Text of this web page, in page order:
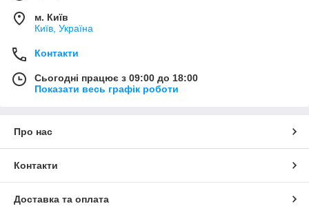
м. Київ
Київ, Україна
Контакти
Сьогодні працює з 09:00 до 18:00
Показати весь графік роботи
Про нас
Контакти
Доставка та оплата